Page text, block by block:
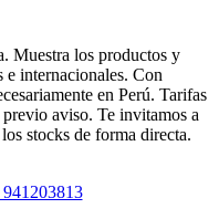
Muestra los productos y
e internacionales. Con
en Perú. Tarifas
aviso. Te invitamos a
stocks de forma directa.